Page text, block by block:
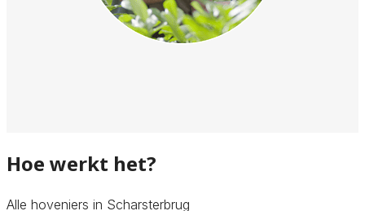
Hoe werkt het?
Alle hoveniers in Scharsterbrug